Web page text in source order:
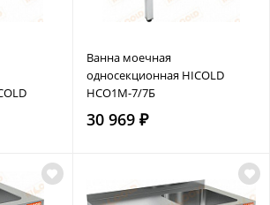
Ванна моечная
односекционная HICOLD
НСО1М-7/7Б
30 969 ₽